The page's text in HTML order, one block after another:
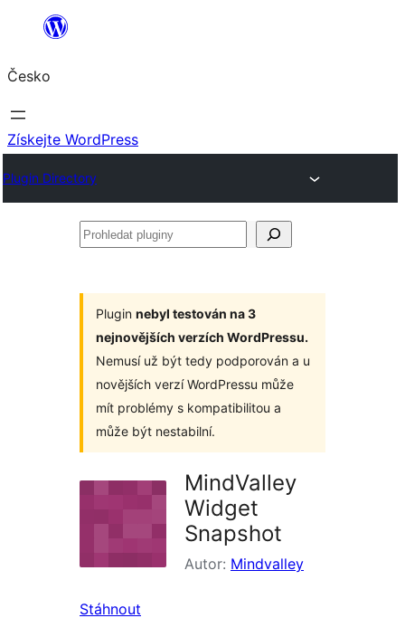
Přeskočit
obsah
Česko
Získejte WordPress
Plugin Directory
Prohledat
Plugin nebyl testován na 3
nejnovějších verzích WordPressu.
Nemusí už být tedy podporován a u
novějších verzí WordPressu může
mít problémy s kompatibilitou a
může být nestabilní.
MindValley
Widget
Snapshot
Autor: Mindvalley
Stáhnout